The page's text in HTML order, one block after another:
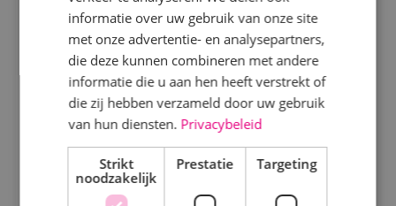
Beveiligingstechniek
Elektrotechniek
Energietechniek
Staf
Sprundel
Als projectengineer elektrotechniek bedenk je
projecten binnen de kaders van het voorontwerp en
Bekijk vacature
Direct solliciteren
informatie over uw gebruik van onze site
met onze advertentie- en analysepartners,
die deze kunnen combineren met andere
informatie die u aan hen heeft verstrekt of
die zij hebben verzameld door uw gebruik
van hun diensten. Privacybeleid
Strikt
noodzakelijk
Prestatie Targeting